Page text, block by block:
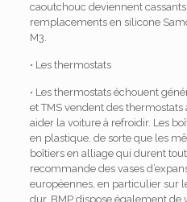
caoutchouc deviennent
remplacements en silicone
M3.
• Les thermostats
• Les thermostats échouent
et TMS vendent des
aider la voiture à refroidir. Les
en plastique, de sorte que les
boîtiers en alliage qui durent
recommande des vases
européennes, en particulier sur
dur. BMP dispose également de